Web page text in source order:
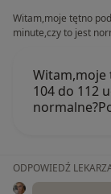
Witam,moje tętno
minute,czy to jest
Witam,moje
104 do 112
ODPOWIEDŹ